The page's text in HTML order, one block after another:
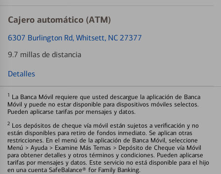
Cajero automático (ATM)
6307 Burlington Rd, Whitsett, NC 27377
9.7 millas de distancia
Detalles
1 La Banca Móvil requiere que usted descargue la aplicación de Banca
Móvil y puede no estar disponible para dispositivos móviles selectos.
Pueden aplicarse tarifas por mensajes y datos.
2 Los depósitos de cheque vía móvil están sujetos a verificación y no
están disponibles para retiro de fondos inmediato. Se aplican otras
restricciones. En el menú de la aplicación de Banca Móvil, seleccione
Menú > Ayuda > Examine Más Temas > Depósito de Cheque vía Móvil
para obtener detalles y otros términos y condiciones. Pueden aplicarse
tarifas por mensajes y datos. Este servicio no está disponible para el hijo
en una cuenta SafeBalance® for Family Banking.